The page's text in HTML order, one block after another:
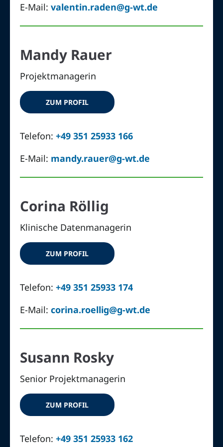
E-Mail:valentin.raden@g-wt.de
Mandy Rauer
Projektmanagerin
ZUM PROFIL
Telefon:+49 351 25933 166
E-Mail: mandy.rauer@g-wt.de
Corina Röllig
Klinische Datenmanagerin
ZUM PROFIL
Telefon:+49 351 25933 174
E-Mail:corina.roellig@g-wt.de
Susann Rosky
Senior Projektmanagerin
ZUM PROFIL
Telefon:+49 351 25933 162